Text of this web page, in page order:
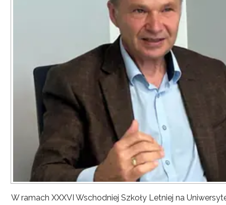
W ramach XXXVI Wschodniej Szkoły Letniej na